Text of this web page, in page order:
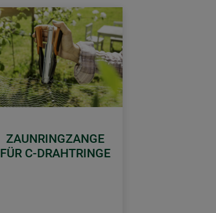
ZAUNRINGZANGE
FÜR C-DRAHTRINGE